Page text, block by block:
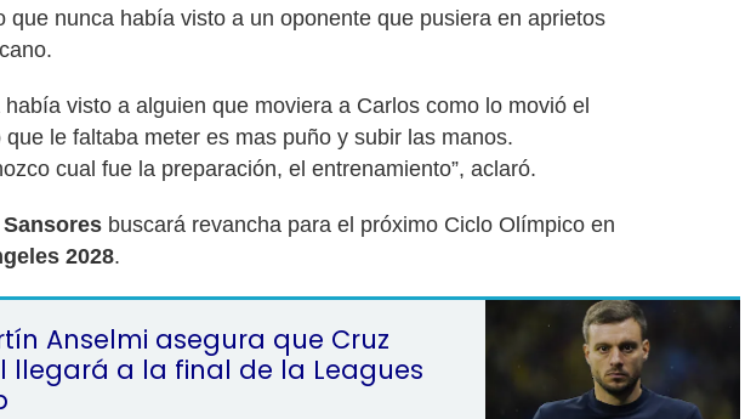
que nunca había visto a un oponente que pusiera en aprietos
había visto a alguien que moviera a Carlos como lo movió el
que le faltaba meter es mas puño y subir las manos.
cual fue la preparación, el entrenamiento”, aclaró.
buscará revancha para el próximo Ciclo Olímpico en
2028.
Anselmi asegura que Cruz
llegará a la final de la Leagues